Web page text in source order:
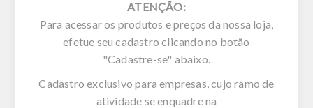
ATENÇÃO:
Para acessar os produtos e preços da nossa loja,
efetue seu cadastro clicando no botão
"Cadastre-se" abaixo.
Cadastro exclusivo para empresas, cujo ramo de
atividade se enquadre na